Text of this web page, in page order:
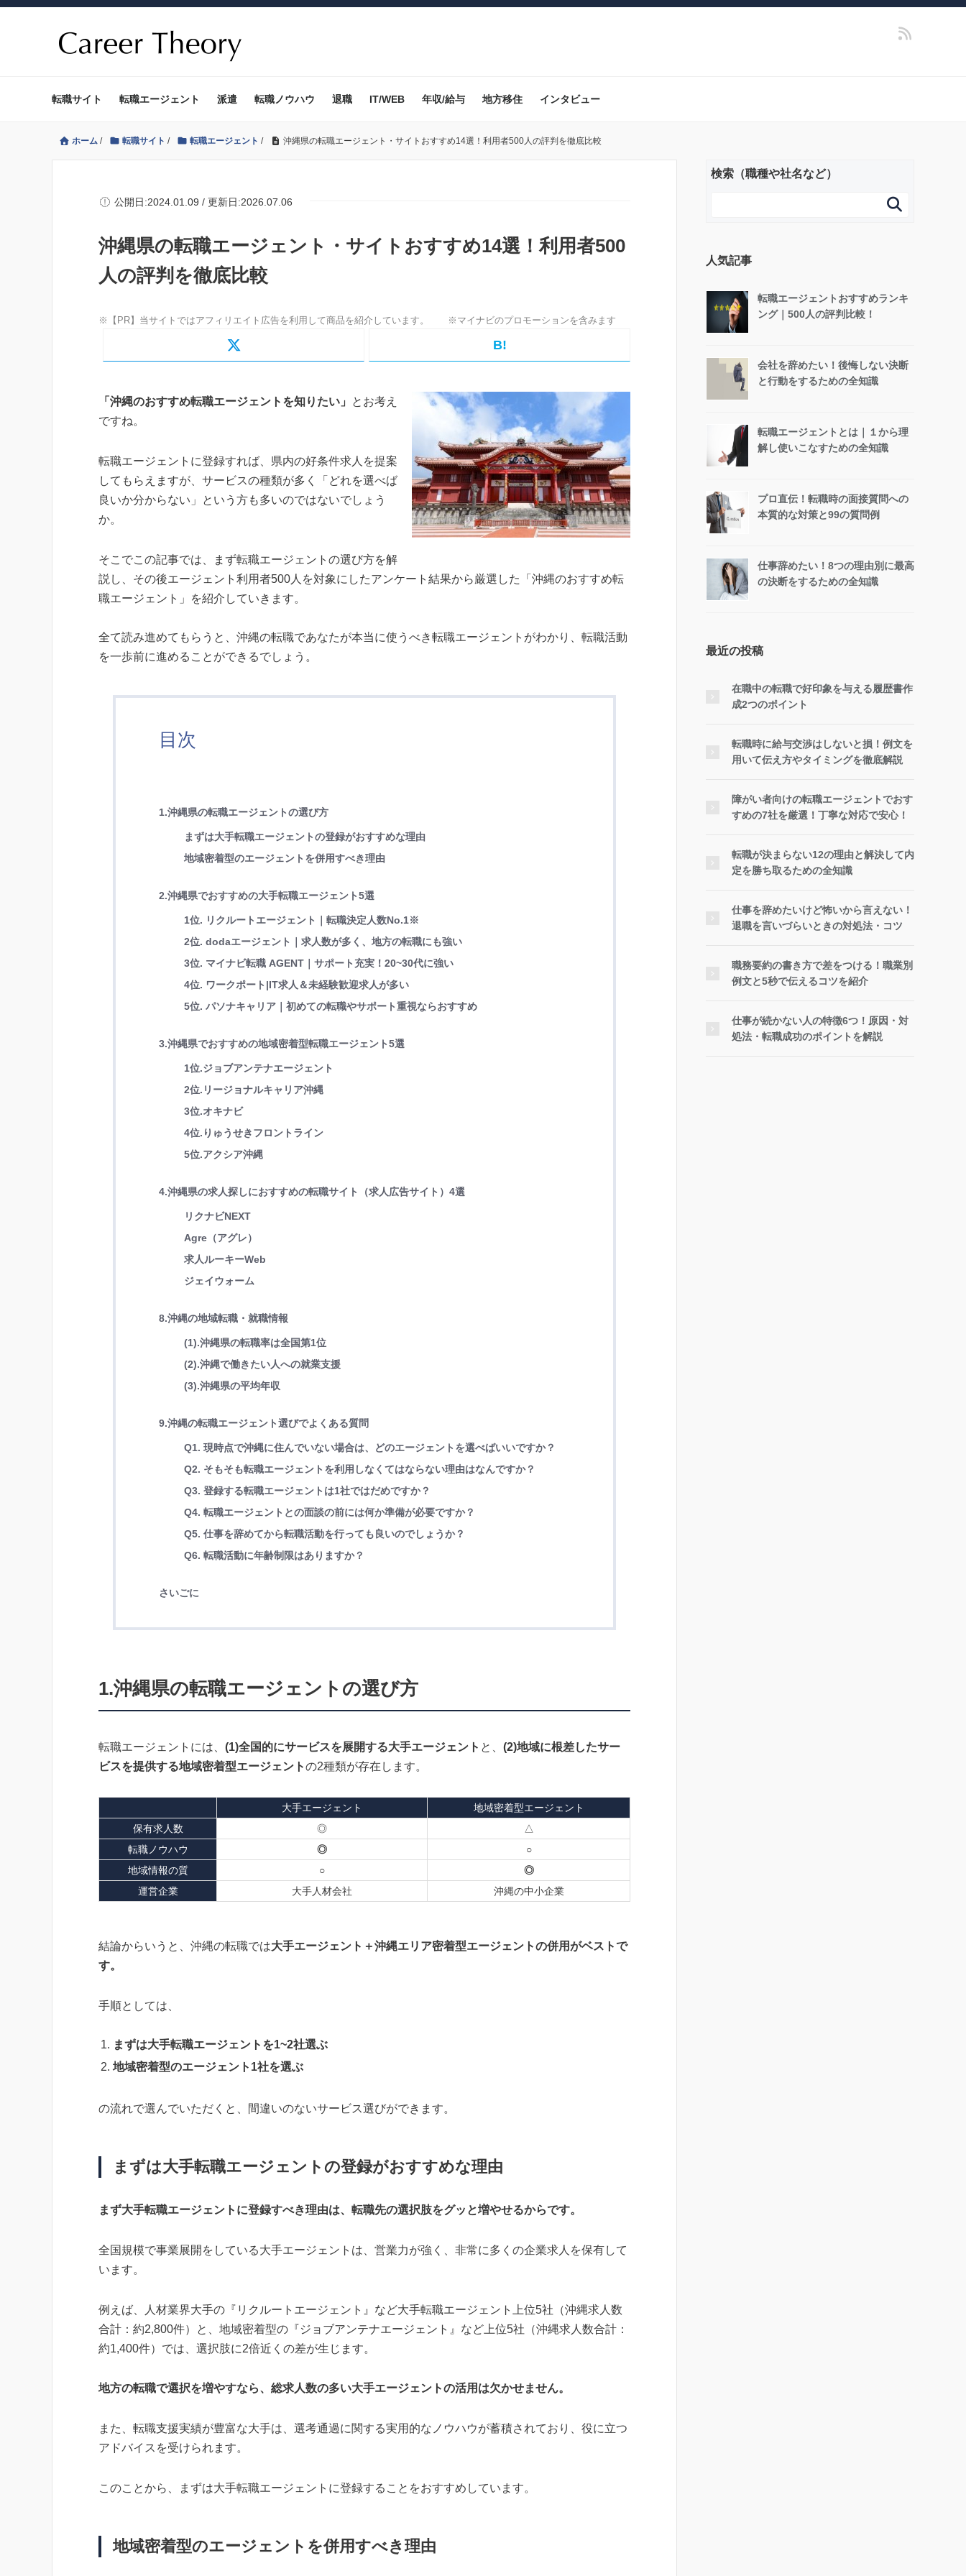
転職サイト 転職エージェント 派遣 転職ノウハウ 退職 IT/WEB 年収/給与 地方移住 インタビュー
ホーム / 転職サイト / 転職エージェント / 沖縄県の転職エージェント・サイトおすすめ14選！利用者500人の評判を徹底比較
公開日:2024.01.09 / 更新日:2026.07.06
沖縄県の転職エージェント・サイトおすすめ14選！利用者500
人の評判を徹底比較
B!
「沖縄のおすすめ転職エージェントを知りたい」
とお考え
ですね。
転職エージェントに登録すれば、県内の好条件求人を提案
してもらえますが、サービスの種類が多く「どれを選べば
良いか分からない」という方も多いのではないでしょう
か。
そこでこの記事では、まず転職エージェントの選び方を解
説し、その後エージェント利用者500人を対象にしたアンケート結果から厳選した「沖縄のおすすめ転
職エージェント」を紹介していきます。
全て読み進めてもらうと、沖縄の転職であなたが本当に使うべき転職エージェントがわかり、転職活動
を一歩前に進めることができるでしょう。
目次
1.沖縄県の転職エージェントの選び方
まずは大手転職エージェントの登録がおすすめな理由
地域密着型のエージェントを併用すべき理由
2.沖縄県でおすすめの大手転職エージェント5選
1位. リクルートエージェント｜転職決定人数No.1※
2位. dodaエージェント｜求人数が多く、地方の転職にも強い
3位. マイナビ転職 AGENT｜サポート充実！20~30代に強い
4位. ワークポート|IT求人＆未経験歓迎求人が多い
5位. パソナキャリア｜初めての転職やサポート重視ならおすすめ
3.沖縄県でおすすめの地域密着型転職エージェント5選
1位.ジョブアンテナエージェント
2位.リージョナルキャリア沖縄
3位.オキナビ
4位.りゅうせきフロントライン
5位.アクシア沖縄
4.沖縄県の求人探しにおすすめの転職サイト（求人広告サイト）4選
リクナビNEXT
Agre（アグレ）
求人ルーキーWeb
ジェイウォーム
8.沖縄の地域転職・就職情報
(1).沖縄県の転職率は全国第1位
(2).沖縄で働きたい人への就業支援
(3).沖縄県の平均年収
9.沖縄の転職エージェント選びでよくある質問
Q1. 現時点で沖縄に住んでいない場合は、どのエージェントを選べばいいですか？
Q2. そもそも転職エージェントを利用しなくてはならない理由はなんですか？
Q3. 登録する転職エージェントは1社ではだめですか？
Q4. 転職エージェントとの面談の前には何か準備が必要ですか？
Q5. 仕事を辞めてから転職活動を行っても良いのでしょうか？
Q6. 転職活動に年齢制限はありますか？
さいごに
1.沖縄県の転職エージェントの選び方
転職エージェントには、 (1)全国的にサービスを展開する大手エージェント と、 (2)地域に根差したサー
ビスを提供する地域密着型エージェントの2種類が存在します。
大手エージェント
地域密着型エージェント
保有求人数
◎
△
転職ノウハウ
◎
○
地域情報の質
○
◎
運営企業
大手人材会社 沖縄の中小企業
結論からいうと、沖縄の転職では大手エージェント＋沖縄エリア密着型エージェントの併用がベストで
す。
手順としては、
まずは大手転職エージェントを1~2社選ぶ
地域密着型のエージェント1社を選ぶ
の流れで選んでいただくと、間違いのないサービス選びができます。
まずは大手転職エージェントの登録がおすすめな理由
まず大手転職エージェントに登録すべき理由は、転職先の選択肢をグッと増やせるからです。
全国規模で事業展開をしている大手エージェントは、営業力が強く、非常に多くの企業求人を保有して
います。
例えば、人材業界大手の『リクルートエージェント』など大手転職エージェント上位5社（沖縄求人数
合計：約2,800件）と、地域密着型の『ジョブアンテナエージェント』など上位5社（沖縄求人数合計：
約1,400件）では、選択肢に2倍近くの差が生じます。
地方の転職で選択を増やすなら、総求人数の多い大手エージェントの活用は欠かせません。
また、転職支援実績が豊富な大手は、選考通過に関する実用的なノウハウが蓄積されており、役に立つ
アドバイスを受けられます。
このことから、まずは大手転職エージェントに登録することをおすすめしています。
地域密着型のエージェントを併用すべき理由
検索（職種や社名など）

人気記事
転職エージェントおすすめランキ
ング｜500人の評判比較！
会社を辞めたい！後悔しない決断
と行動をするための全知識
転職エージェントとは｜１から理
解し使いこなすための全知識
プロ直伝！転職時の面接質問への
本質的な対策と99の質問例
仕事辞めたい！8つの理由別に最高
の決断をするための全知識
最近の投稿
在職中の転職で好印象を与える履歴書作
成2つのポイント
転職時に給与交渉はしないと損！例文を
用いて伝え方やタイミングを徹底解説
障がい者向けの転職エージェントでおす
すめの7社を厳選！丁寧な対応で安心！
転職が決まらない12の理由と解決して内
定を勝ち取るための全知識
仕事を辞めたいけど怖いから言えない！
退職を言いづらいときの対処法・コツ
職務要約の書き方で差をつける！職業別
例文と5秒で伝えるコツを紹介
仕事が続かない人の特徴6つ！原因・対
処法・転職成功のポイントを解説